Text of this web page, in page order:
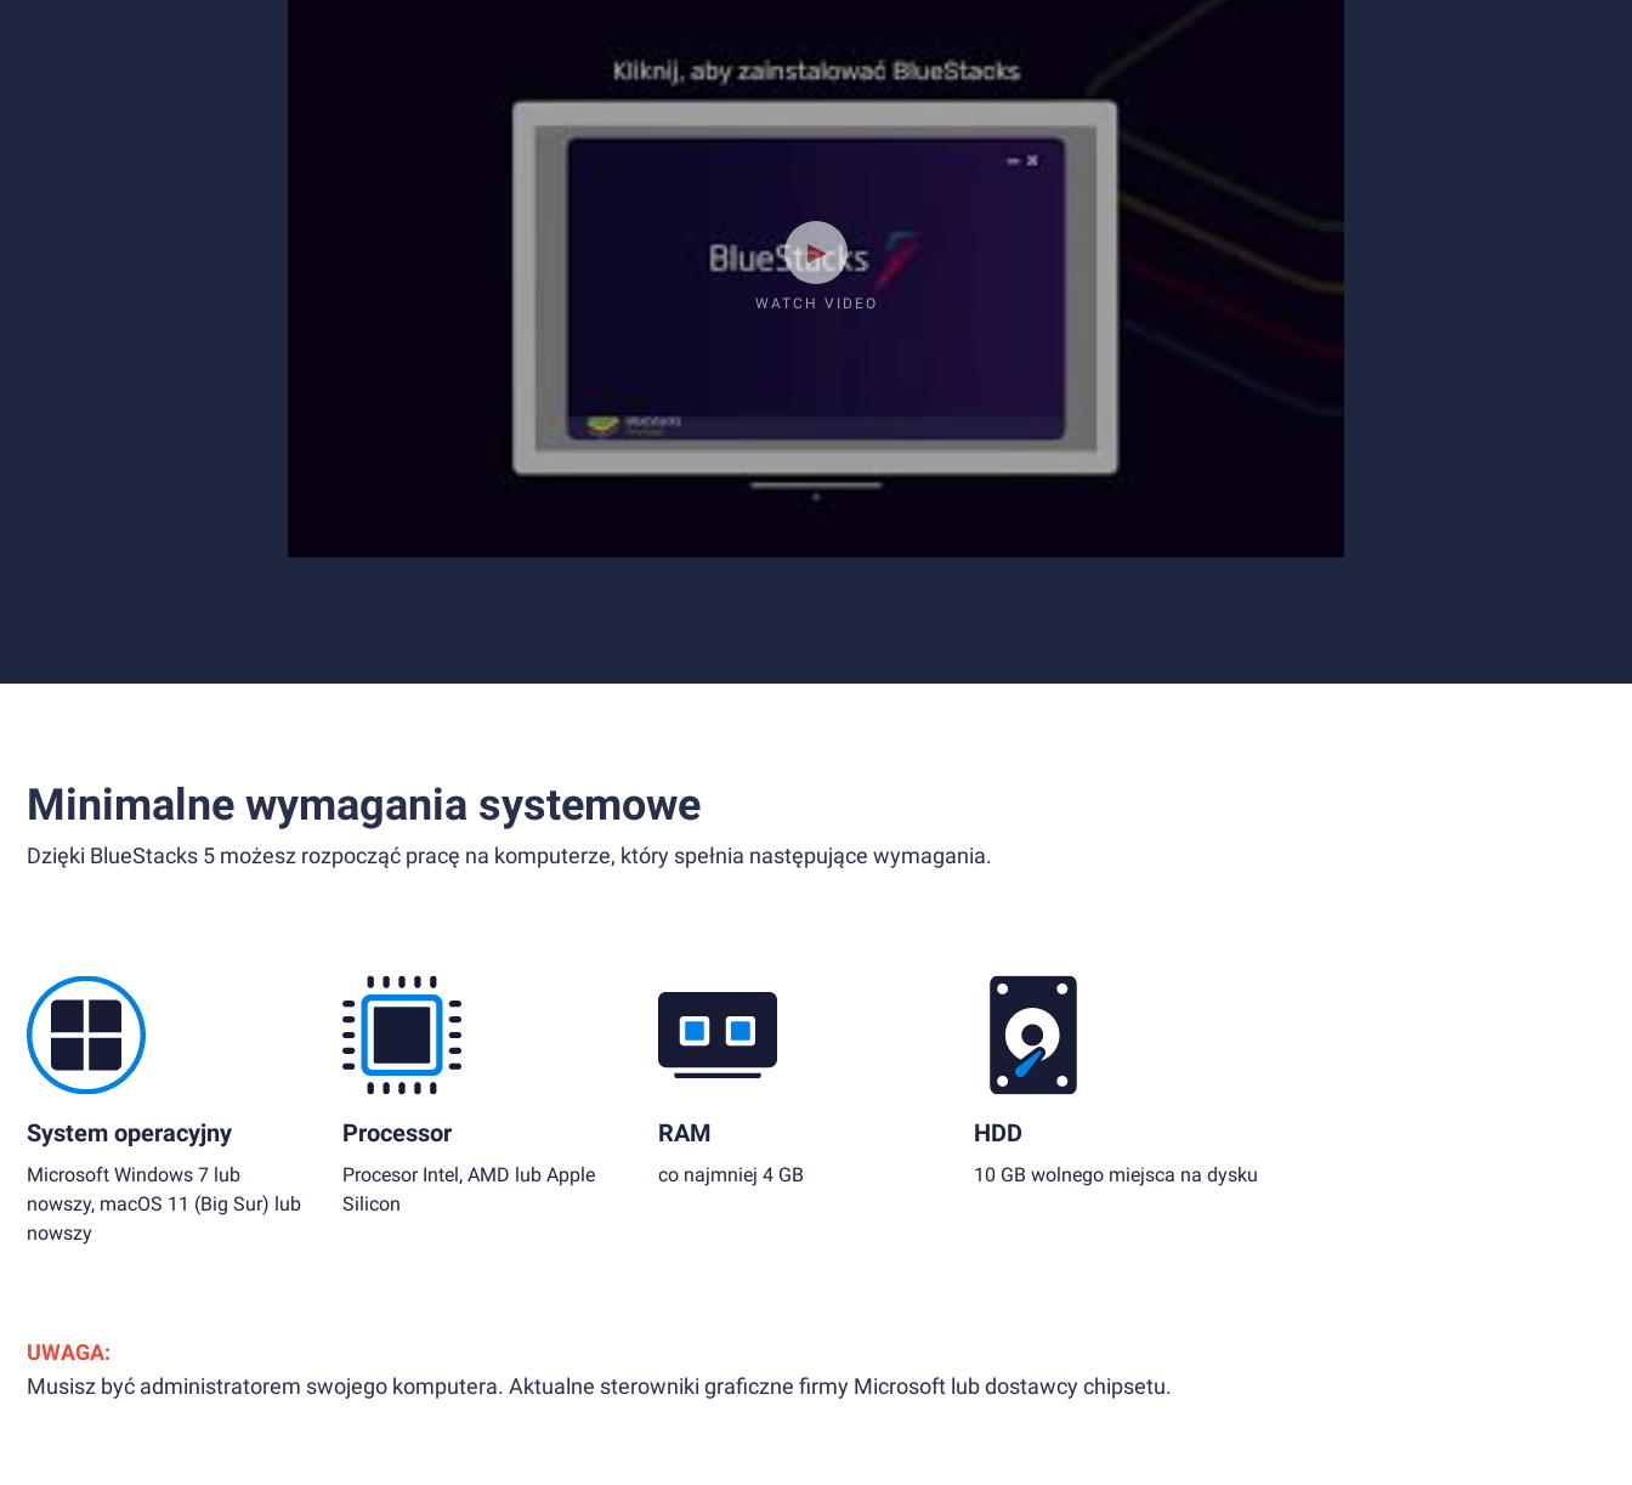
WATCH VIDEO
Minimalne wymagania systemowe
Dzięki BlueStacks 5 możesz rozpocząć pracę na komputerze, który spełnia następujące wymagania.
System operacyjny
Microsoft Windows 7 lub
nowszy, macOS 11 (Big Sur) lub
nowszy
Processor
Procesor Intel, AMD lub Apple
Silicon
RAM
co najmniej 4 GB
HDD
10 GB wolnego miejsca na dysku
UWAGA:
Musisz być administratorem swojego komputera. Aktualne sterowniki graficzne firmy Microsoft lub dostawcy chipsetu.